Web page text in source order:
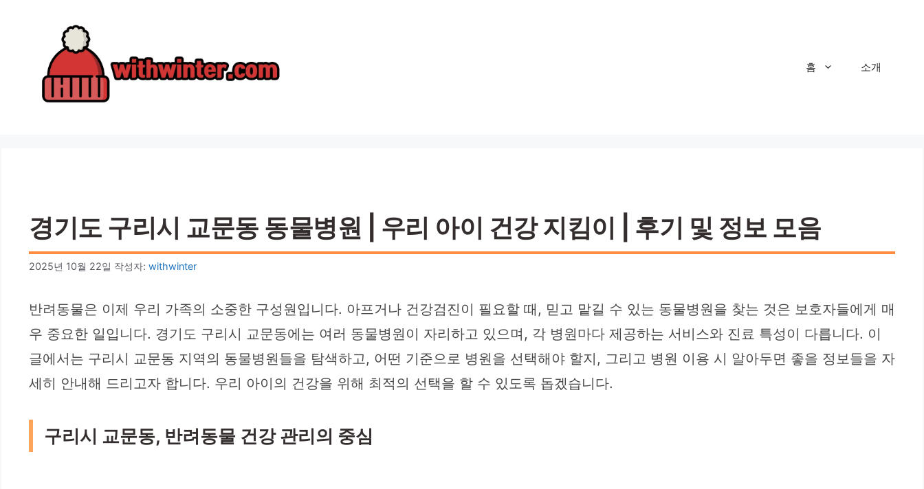
홈 소개
경기도 구리시 교문동 동물병원 | 우리 아이 건강 지킴이 | 후기 및 정보 모음
2025년 10월 22일 작성자: withwinter
반려동물은 이제 우리 가족의 소중한 구성원입니다. 아프거나 건강검진이 필요할 때, 믿고 맡길 수 있는 동물병원을 찾는 것은 보호자들에게 매
우 중요한 일입니다. 경기도 구리시 교문동에는 여러 동물병원이 자리하고 있으며, 각 병원마다 제공하는 서비스와 진료 특성이 다릅니다. 이
글에서는 구리시 교문동 지역의 동물병원들을 탐색하고, 어떤 기준으로 병원을 선택해야 할지, 그리고 병원 이용 시 알아두면 좋을 정보들을 자
세히 안내해 드리고자 합니다. 우리 아이의 건강을 위해 최적의 선택을 할 수 있도록 돕겠습니다.
구리시 교문동, 반려동물 건강 관리의 중심